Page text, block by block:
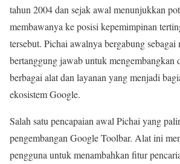
tahun 2004 dan sejak awal menunjukkan
membawanya ke posisi kepemimpinan
tersebut. Pichai awalnya bergabung sebagai
bertanggung jawab untuk mengembangkan
berbagai alat dan layanan yang menjadi
ekosistem Google.
Salah satu pencapaian awal Pichai yang
pengembangan Google Toolbar. Alat ini
pengguna untuk menambahkan fitur